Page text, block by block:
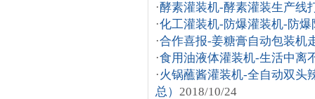
·酵素灌装机-酵素灌装生产线
·化工灌装机-防爆灌装机-防
·合作喜报-姜糖膏自动包装机
·食用油液体灌装机-生活中离
·火锅蘸酱灌装机-全自动双头
总） 2018/10/24